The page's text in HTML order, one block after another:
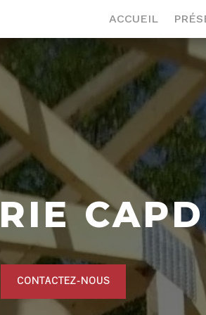
ACCUEIL
CONTACTEZ-NOUS